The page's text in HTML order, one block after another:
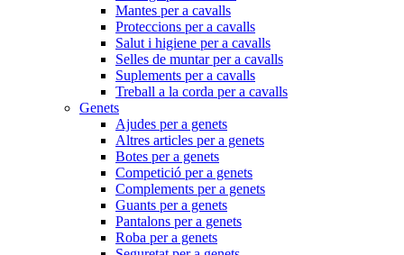
Mantes per a cavalls
Proteccions per a cavalls
Salut i higiene per a cavalls
Selles de muntar per a cavalls
Suplements per a cavalls
Treball a la corda per a cavalls
Genets
Ajudes per a genets
Altres articles per a genets
Botes per a genets
Competició per a genets
Complements per a genets
Guants per a genets
Pantalons per a genets
Roba per a genets